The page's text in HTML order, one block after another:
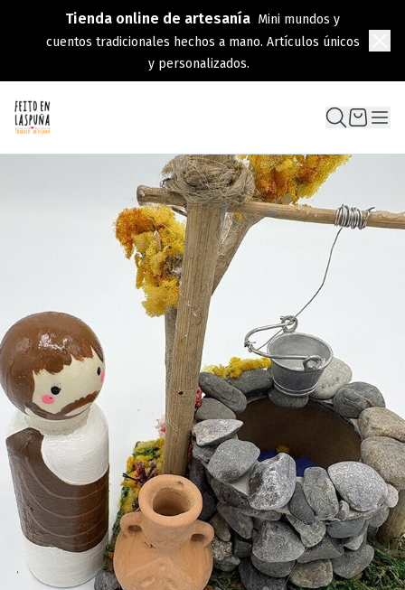
Tienda online de artesanía Mini mundos y
cuentos tradicionales hechos a mano. Artículos únicos
y personalizados.